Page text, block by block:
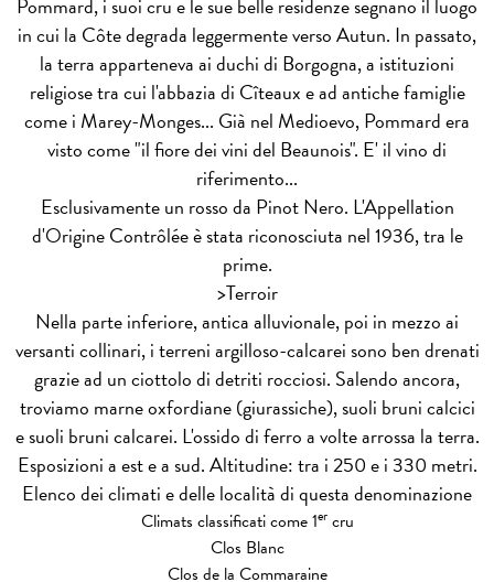
Pommard, i suoi cru e le sue belle residenze segnano il luogo
in cui la Côte degrada leggermente verso Autun. In passato,
la terra apparteneva ai duchi di Borgogna, a istituzioni
religiose tra cui l'abbazia di Cîteaux e ad antiche famiglie
come i Marey-Monges... Già nel Medioevo, Pommard era
visto come "il fiore dei vini del Beaunois". E' il vino di
riferimento...
Esclusivamente un rosso da Pinot Nero. L'Appellation
d'Origine Contrôlée è stata riconosciuta nel 1936, tra le
prime.
>Terroir
Nella parte inferiore, antica alluvionale, poi in mezzo ai
versanti collinari, i terreni argilloso-calcarei sono ben drenati
grazie ad un ciottolo di detriti rocciosi. Salendo ancora,
troviamo marne oxfordiane (giurassiche), suoli bruni calcici
e suoli bruni calcarei. L'ossido di ferro a volte arrossa la terra.
Esposizioni a est e a sud. Altitudine: tra i 250 e i 330 metri.
Elenco dei climati e delle località di questa denominazione
Climats classificati come 1ercru
Clos Blanc
Clos de la Commaraine